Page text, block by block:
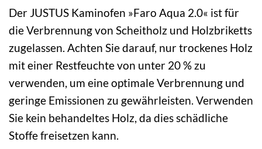
Der JUSTUS Kaminofen »Faro Aqua 2.0« ist für
die Verbrennung von Scheitholz und Holzbriketts
zugelassen. Achten Sie darauf, nur trockenes Holz
mit einer Restfeuchte von unter 20 % zu
verwenden, um eine optimale Verbrennung und
geringe Emissionen zu gewährleisten. Verwenden
Sie kein behandeltes Holz, da dies schädliche
Stoffe freisetzen kann.